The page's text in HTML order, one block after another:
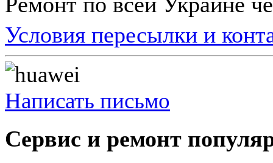
Условия пересылки и
Написать письмо
Сервис и ремонт